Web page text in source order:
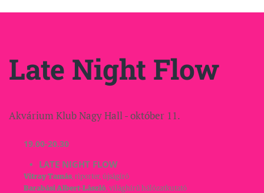
Late Night Flow
Akvárium Klub Nagy Hall - október 11.
19.00-20.30
LATE NIGHT FLOW
Vitray Tamás, riporter, újságíró
Barabási Albert-László, világhírű hálózatkutató